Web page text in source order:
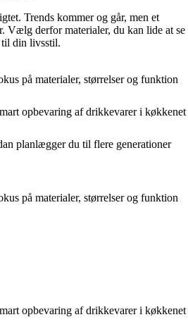
Trends kommer og går, men et
Vælg derfor materialer, du kan lide at se
til din livsstil.
på materialer, størrelser og funktion
opbevaring af drikkevarer i køkkenet
planlægger du til flere generationer
på materialer, størrelser og funktion
opbevaring af drikkevarer i køkkenet